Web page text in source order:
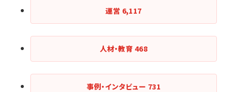
運営 6,117
人材・教育 468
事例・インタビュー 731